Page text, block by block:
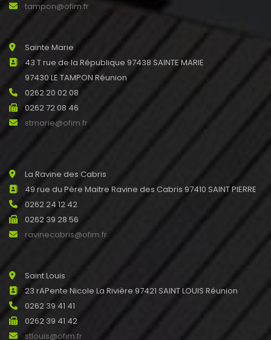
tampon@ofim.fr
Sainte Marie
43 T rue de la République 97438 SAINTE MARIE
97430 LE TAMPON Réunion
0262 20 02 08
0262 72 08 46
stmarie@ofim.fr
La Ravine des Cabris
49 rue du Père Maitre Ravine des Cabris 97410 SAINT PIERRE
0262 24 12 42
0262 39 28 56
ravinecabris@ofim.fr
Saint Louis
23 rAPente Nicole La Rivière 97421 SAINT LOUIS Réunion
0262 39 41 41
0262 39 41 42
stlouis@ofim.fr